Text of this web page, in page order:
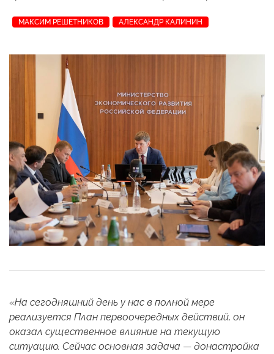
МАКСИМ РЕШЕТНИКОВ АЛЕКСАНДР КАЛИНИН
«На сегодняшний день у нас в полной мере
реализуется План первоочередных действий, он
оказал существенное влияние на текущую
ситуацию. Сейчас основная задача — донастройка